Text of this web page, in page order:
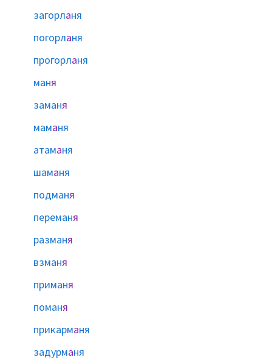
загорланя
погорланя
прогорланя
маня
заманя
маманя
атаманя
шаманя
подманя
переманя
разманя
взманя
приманя
поманя
прикарманя
задурманя